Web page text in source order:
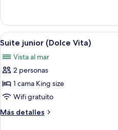
mar
(Mare)
Terraza,
vista
al
(Mare)
Abrir
todas
las
fotos
de
Suite
junior
(Dolce
6
Suite junior (Dolce Vita)
Vista al mar
2 personas
1 cama King size
Wifi gratuito
Más detalles
Más